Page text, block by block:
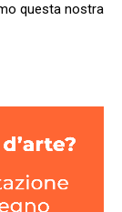
questa nostra